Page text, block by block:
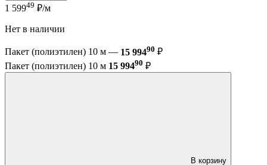
1 59949 ₽/м
Нет в наличии
Пакет (полиэтилен) 10 м — 15 99490 ₽
Пакет (полиэтилен) 10 м 15 99490 ₽
В корзину